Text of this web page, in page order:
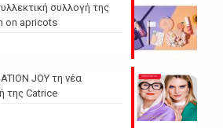
συλλογή της
on apricots
JOY τη νέα
της Catrice